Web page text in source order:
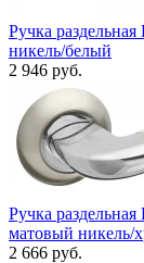
Ручка
никель/белый
2 946 руб.
Ручка
матовый никель/
2 666 руб.